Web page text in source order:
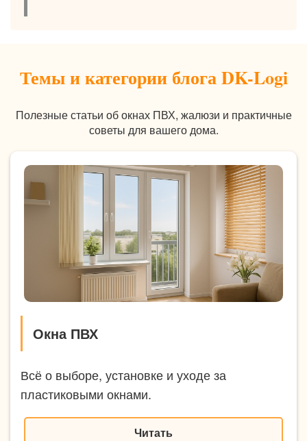
Темы и категории блога DK-Logi
Полезные статьи об окнах ПВХ, жалюзи и практичные
советы для вашего дома.
Окна ПВХ
Всё о выборе, установке и уходе за
пластиковыми окнами.
Читать